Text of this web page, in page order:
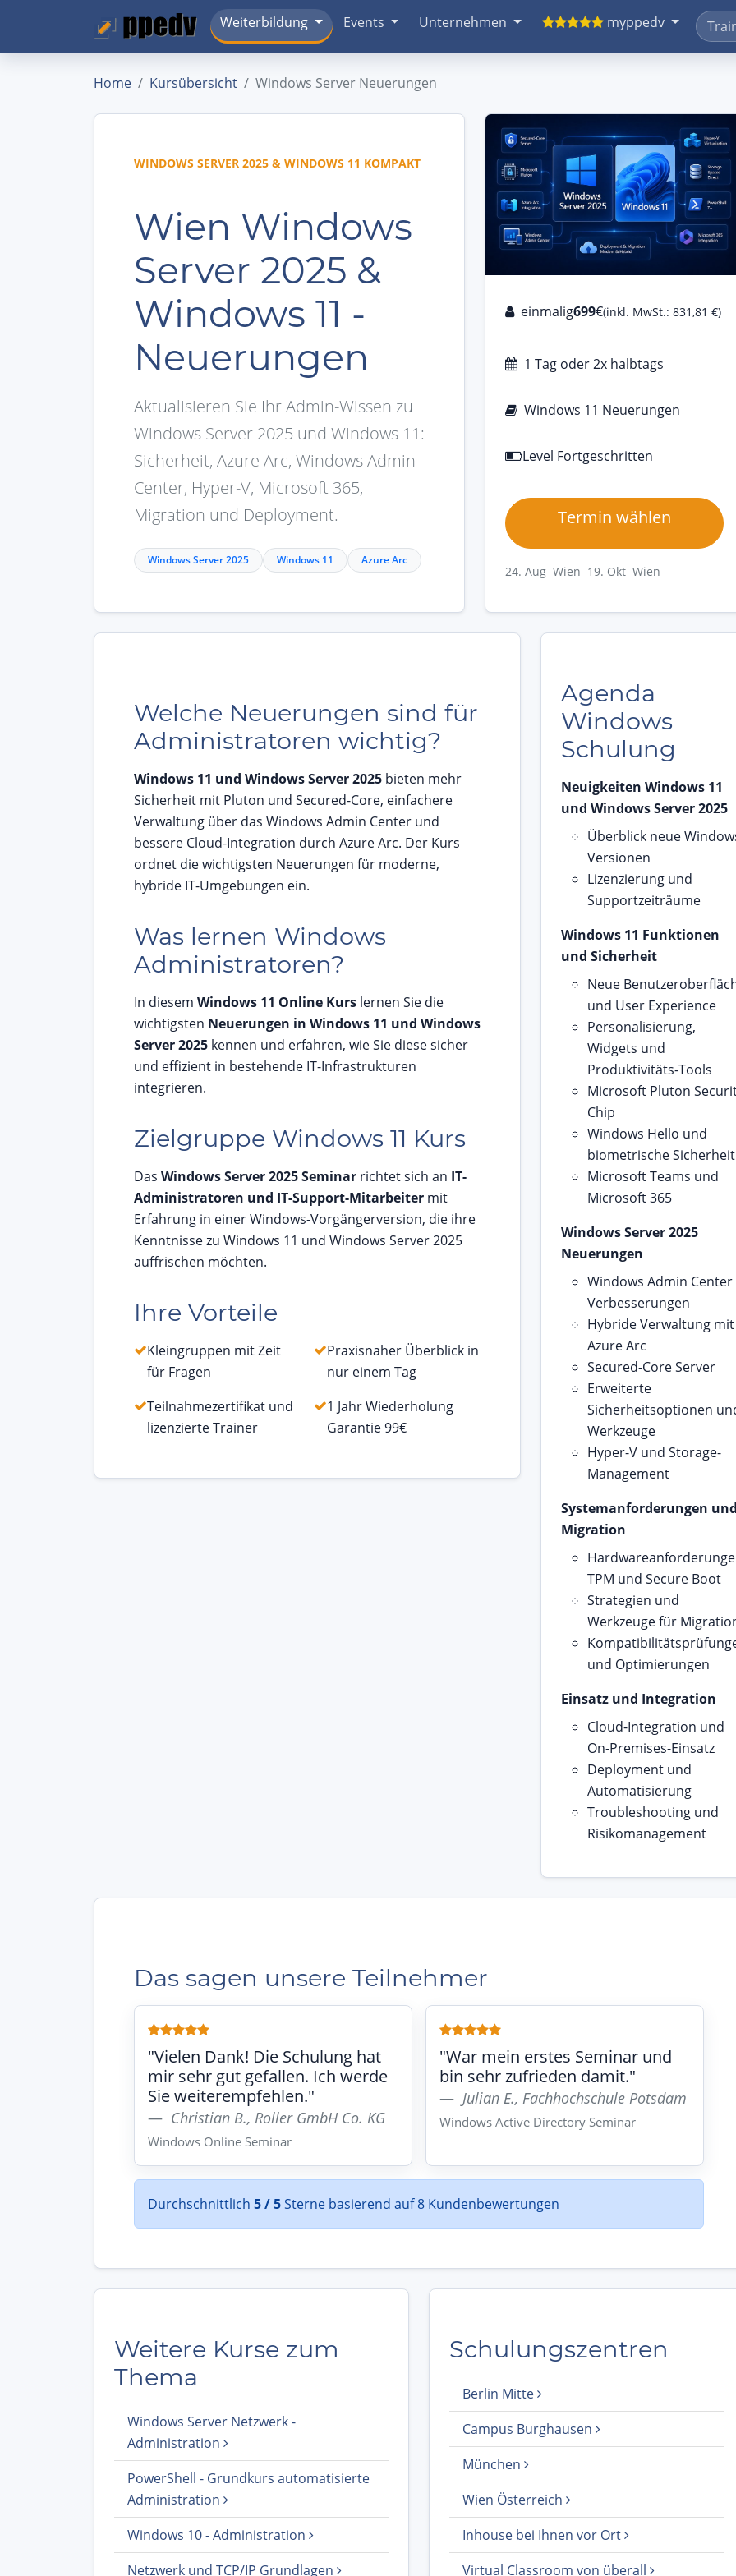
Weiterbildung Events Unternehmen myppedv
Home Kursübersicht Windows Server Neuerungen
WINDOWS SERVER 2025 & WINDOWS 11 KOMPAKT
Wien Windows
Server 2025 &
Windows 11 -
Neuerungen
Aktualisieren Sie Ihr Admin-Wissen zu
Windows Server 2025 und Windows 11:
Sicherheit, Azure Arc, Windows Admin
Center, Hyper-V, Microsoft 365,
Migration und Deployment.
Windows Server 2025 Windows 11 Azure Arc
einmalig699€(inkl. MwSt.: 831,81 €)
1 Tag oder 2x halbtags
Windows 11 Neuerungen
Level Fortgeschritten
Termin wählen
24. Aug Wien 19. Okt Wien
Welche Neuerungen sind für
Administratoren wichtig?
Windows 11 und Windows Server 2025 bieten mehr
Sicherheit mit Pluton und Secured-Core, einfachere
Verwaltung über das Windows Admin Center und
bessere Cloud-Integration durch Azure Arc. Der Kurs
ordnet die wichtigsten Neuerungen für moderne,
hybride IT-Umgebungen ein.
Was lernen Windows
Administratoren?
In diesem Windows 11 Online Kurs lernen Sie die
wichtigsten Neuerungen in Windows 11 und Windows
Server 2025 kennen und erfahren, wie Sie diese sicher
und effizient in bestehende IT-Infrastrukturen
integrieren.
Zielgruppe Windows 11 Kurs
Das Windows Server 2025 Seminar richtet sich an IT-
Administratoren und IT-Support-Mitarbeiter mit
Erfahrung in einer Windows-Vorgängerversion, die ihre
Kenntnisse zu Windows 11 und Windows Server 2025
auffrischen möchten.
Ihre Vorteile
Kleingruppen mit Zeit
für Fragen
Praxisnaher Überblick in
nur einem Tag
Teilnahmezertifikat und
lizenzierte Trainer
1 Jahr Wiederholung
Garantie 99€
Agenda
Windows
Schulung
Neuigkeiten Windows 11
und Windows Server 2025
Überblick neue
Versionen
Lizenzierung und
Supportzeiträume
Windows 11 Funktionen
und Sicherheit
Neue
und User Experience
Personalisierung,
Widgets und
Produktivitäts-Tools
Microsoft Pluton
Chip
Windows Hello und
biometrische Sicherheit
Microsoft Teams und
Microsoft 365
Windows Server 2025
Neuerungen
Windows Admin Center
Verbesserungen
Hybride Verwaltung mit
Azure Arc
Secured-Core Server
Erweiterte
Sicherheitsoptionen
Werkzeuge
Hyper-V und Storage-
Management
Systemanforderungen
Migration
TPM und Secure Boot
Strategien und
Werkzeuge für
und Optimierungen
Einsatz und Integration
Cloud-Integration und
On-Premises-Einsatz
Deployment und
Automatisierung
Troubleshooting und
Risikomanagement
Das sagen unsere Teilnehmer
"Vielen Dank! Die Schulung hat
mir sehr gut gefallen. Ich werde
Sie weiterempfehlen."
Christian B., Roller GmbH Co. KG
Windows Online Seminar
"War mein erstes Seminar und
bin sehr zufrieden damit."
Julian E., Fachhochschule Potsdam
Windows Active Directory Seminar
Durchschnittlich 5 / 5Sterne basierend auf 8 Kundenbewertungen
Weitere Kurse zum
Thema
Windows Server Netzwerk -
Administration
PowerShell - Grundkurs automatisierte
Administration
Windows 10 - Administration
Netzwerk und TCP/IP Grundlagen
Schulungszentren
Berlin Mitte
Campus Burghausen
München
Wien Österreich
Inhouse bei Ihnen vor Ort
Virtual Classroom von überall